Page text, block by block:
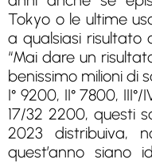
Tokyo o le ultime
a qualsiasi risultato
“Mai dare un
benissimo milioni di
I° 9200, II° 7800,
17/32 2200, questi
2023 distribuiva,
quest’anno siano